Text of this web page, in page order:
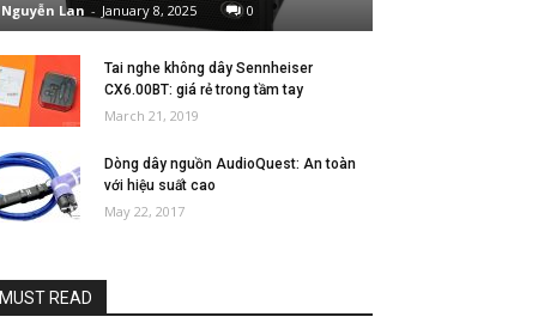
Nguyễn Lan - January 8, 2025 0
Tai nghe không dây Sennheiser
CX6.00BT: giá rẻ trong tầm tay
March 21, 2019
Dòng dây nguồn AudioQuest: An toàn
với hiệu suất cao
May 22, 2017
MUST READ